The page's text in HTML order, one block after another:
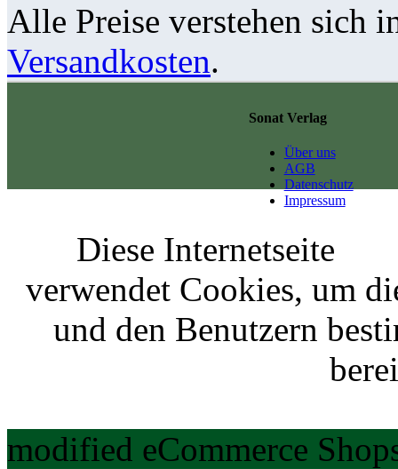
Alle Preise verstehen sich
Versandkosten.
Sonat Verlag
Über uns
AGB
Datenschutz
Impressum
Diese Internetseite
verwendet Cookies, um
und den Benutzern
modified eCommerce